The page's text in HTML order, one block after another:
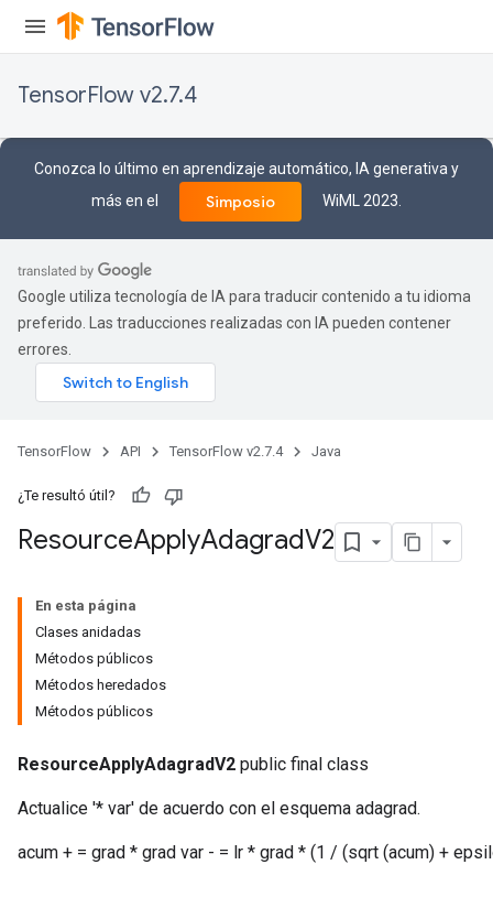
TensorFlow v2.7.4
Conozca lo último en aprendizaje automático, IA generativa y
más en el
Simposio WiML 2023.
Google utiliza tecnología de IA para traducir contenido a tu idioma
preferido. Las traducciones realizadas con IA pueden contener
errores.
TensorFlow API TensorFlow v2.7.4 Java
¿Te resultó útil?
ResourceApplyAdagradV2
En esta página
Clases anidadas
Métodos públicos
Métodos heredados
Métodos públicos
ResourceApplyAdagradV2 public final class
Actualice '* var' de acuerdo con el esquema adagrad.
acum + = grad * grad var - = lr * grad * (1 / (sqrt (acum) +